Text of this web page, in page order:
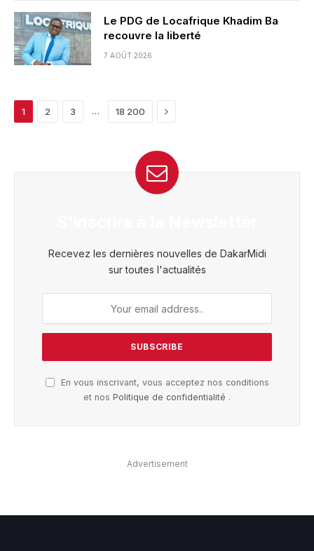
Le PDG de Locafrique Khadim Ba
recouvre la liberté
7 AOÛT 2026
1 2 3 … 18 200 Next
Recevez les dernières nouvelles de DakarMidi
sur toutes l'actualités
En vous inscrivant, vous acceptez nos conditions
et nos Politique de confidentialité .
Advertisement